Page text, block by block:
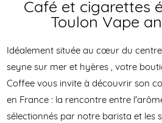
Café et cigarettes
Toulon Vape
Idéalement située au cœur du
seyne sur mer et hyères , votre
Coffee vous invite à découvrir son
en France : la rencontre entre
sélectionnés par notre barista et les